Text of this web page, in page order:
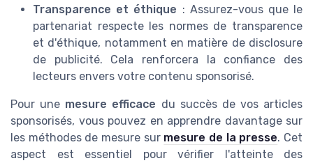
Transparence et éthique : Assurez-vous que le
partenariat respecte les normes de transparence
et d'éthique, notamment en matière de disclosure
de publicité. Cela renforcera la confiance des
lecteurs envers votre contenu sponsorisé.
Pour une mesure efficace du succès de vos articles
sponsorisés, vous pouvez en apprendre davantage sur
les méthodes de mesure sur mesure de la presse. Cet
aspect est essentiel pour vérifier l'atteinte des